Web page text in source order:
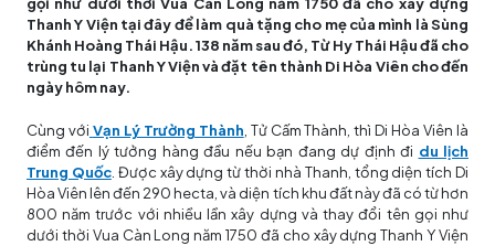
Thanh Y Viện tại đây để làm quà tặng cho mẹ của mình là Sùng
Khánh Hoàng Thái Hậu. 138 năm sau đó, Từ Hy Thái Hậu đã cho
trùng tu lại Thanh Y Viện và đặt tên thành Di Hòa Viên cho đến
ngày hôm nay.
Cùng với Vạn Lý Trường Thành , Tử Cấm Thành, thì Di Hòa Viên là
điểm đến lý tưởng hàng đầu nếu bạn đang dự định đi du lịch
Trung Quốc. Được xây dựng từ thời nhà Thanh, tổng diện tích Di
Hòa Viên lên đến 290 hecta, và diện tích khu đất này đã có từ hơn
800 năm trước với nhiều lần xây dựng và thay đổi tên gọi như
dưới thời Vua Càn Long năm 1750 đã cho xây dựng Thanh Y Viện